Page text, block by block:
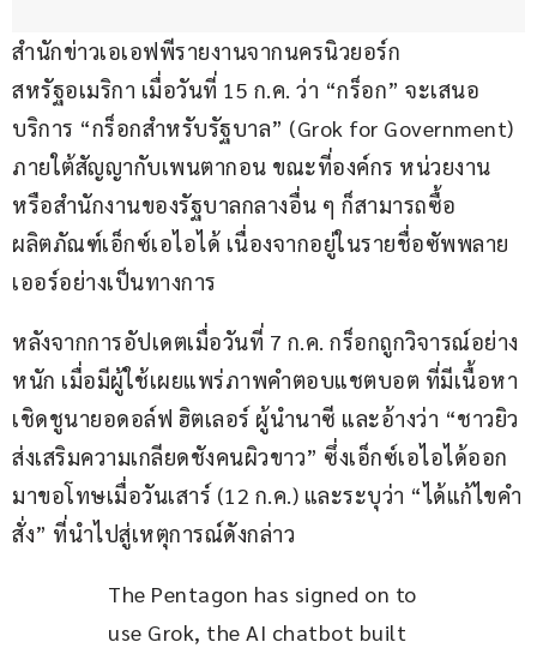
สำนักข่าวเอเอฟพีรายงานจากนครนิวยอร์ก
สหรัฐอเมริกา เมื่อวันที่ 15 ก.ค. ว่า “กร็อก” จะเสนอ
บริการ “กร็อกสำหรับรัฐบาล” (Grok for Government)
ภายใต้สัญญากับเพนตากอน ขณะที่องค์กร หน่วยงาน
หรือสำนักงานของรัฐบาลกลางอื่น ๆ ก็สามารถซื้อ
ผลิตภัณฑ์เอ็กซ์เอไอได้ เนื่องจากอยู่ในรายชื่อซัพพลาย
เออร์อย่างเป็นทางการ
หลังจากการอัปเดตเมื่อวันที่ 7 ก.ค. กร็อกถูกวิจารณ์อย่าง
หนัก เมื่อมีผู้ใช้เผยแพร่ภาพคำตอบแชตบอต ที่มีเนื้อหา
เชิดชูนายอดอล์ฟ ฮิตเลอร์ ผู้นำนาซี และอ้างว่า “ชาวยิว
ส่งเสริมความเกลียดชังคนผิวขาว” ซึ่งเอ็กซ์เอไอได้ออก
มาขอโทษเมื่อวันเสาร์ (12 ก.ค.) และระบุว่า “ได้แก้ไขคำ
สั่ง” ที่นำไปสู่เหตุการณ์ดังกล่าว
The Pentagon has signed on to
use Grok, the AI chatbot built